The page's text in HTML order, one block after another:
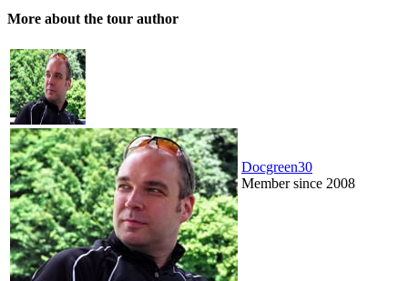
More about the tour author
Docgreen30
Member since 2008